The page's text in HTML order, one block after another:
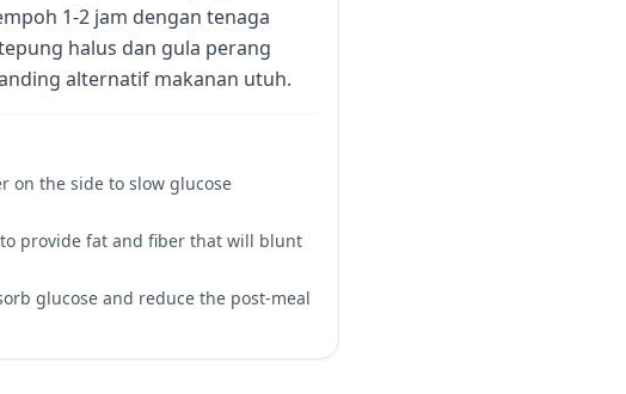
1-2 jam dengan tenaga
halus dan gula perang
alternatif makanan utuh.
on the side to slow glucose
provide fat and fiber that will blunt
glucose and reduce the post-meal